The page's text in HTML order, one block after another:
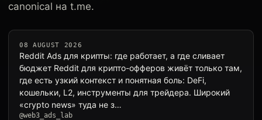
canonical на t.me.
08 AUGUST 2026
Reddit Ads для крипты: где работает, а где сливает
бюджет Reddit для крипто-офферов живёт только там,
где есть узкий контекст и понятная боль: DeFi,
кошельки, L2, инструменты для трейдера. Широкий
«crypto news» туда не з…
@web3_ads_lab